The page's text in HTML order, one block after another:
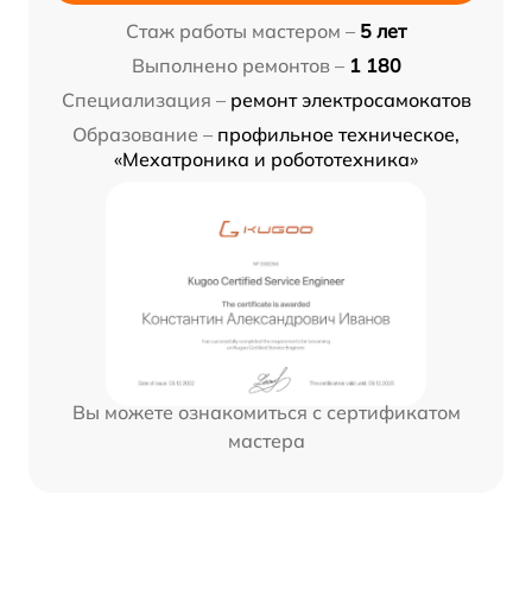
Стаж работы мастером – 5 лет
Выполнено ремонтов – 1 180
Специализация – ремонт электросамокатов
Образование – профильное техническое,
«Мехатроника и робототехника»
Вы можете ознакомиться с сертификатом
мастера